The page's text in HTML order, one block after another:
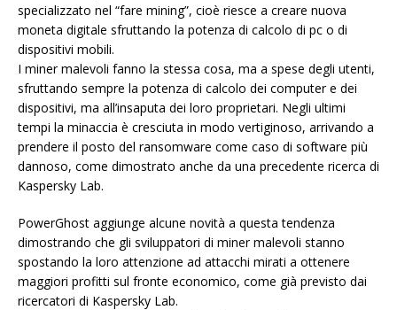
specializzato nel “fare mining”, cioè riesce a creare nuova
moneta digitale sfruttando la potenza di calcolo di pc o di
dispositivi mobili.
I miner malevoli fanno la stessa cosa, ma a spese degli utenti,
sfruttando sempre la potenza di calcolo dei computer e dei
dispositivi, ma all’insaputa dei loro proprietari. Negli ultimi
tempi la minaccia è cresciuta in modo vertiginoso, arrivando a
prendere il posto del ransomware come caso di software più
dannoso, come dimostrato anche da una precedente ricerca di
Kaspersky Lab.
PowerGhost aggiunge alcune novità a questa tendenza
dimostrando che gli sviluppatori di miner malevoli stanno
spostando la loro attenzione ad attacchi mirati a ottenere
maggiori profitti sul fronte economico, come già previsto dai
ricercatori di Kaspersky Lab.